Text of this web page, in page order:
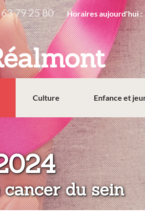
79 25 80 Horaires aujourd'hui :
Culture Enfance et
:
du sein